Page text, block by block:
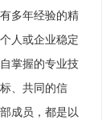
多年经验的精
人或企业稳定
掌握的专业技
、共同的信
成员，都是以